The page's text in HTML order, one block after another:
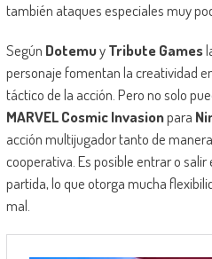
también ataques especiales muy
Según DotemuyTribute Games
personaje fomentan la creatividad
táctico de la acción. Pero no solo
MARVEL Cosmic Invasionpara
acción multijugador tanto de
cooperativa. Es posible entrar o
partida, lo que otorga mucha
mal.